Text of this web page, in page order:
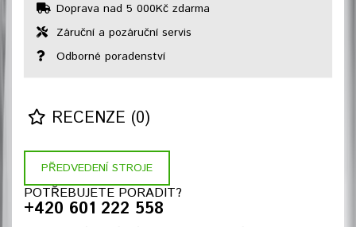
Doprava nad 5 000Kč zdarma
Záruční a pozáruční servis
Odborné poradenství
RECENZE (0)
PŘEDVEDENÍ STROJE
POTŘEBUJETE PORADIT?
+420 601 222 558